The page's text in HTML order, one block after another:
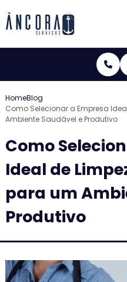
HomeBlog
Como Selecionar a Empresa
Ambiente Saudável e Produtivo
Como
Ideal de
para um
Produtivo